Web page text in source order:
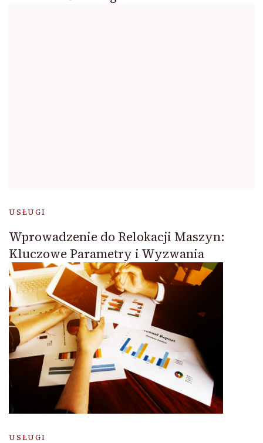
USŁUGI
Wprowadzenie do Relokacji Maszyn:
Kluczowe Parametry i Wyzwania
USŁUGI